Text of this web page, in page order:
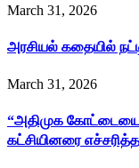
March 31, 2026
அரசியல் கதையில்
March 31, 2026
“அதிமுக கோட்டையை
கட்சியினரை